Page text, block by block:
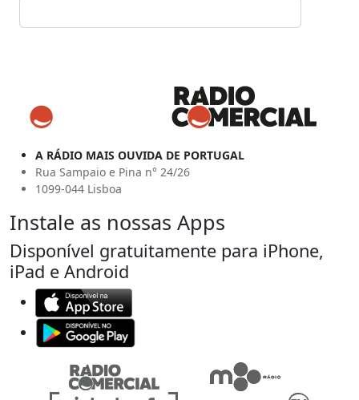
A RÁDIO MAIS OUVIDA DE PORTUGAL
Rua Sampaio e Pina n° 24/26
1099-044 Lisboa
Instale as nossas Apps
Disponível gratuitamente para iPhone,
iPad e Android